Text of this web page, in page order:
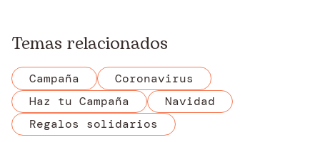
Temas relacionados
Campaña
Coronavirus
Haz tu Campaña
Navidad
Regalos solidarios